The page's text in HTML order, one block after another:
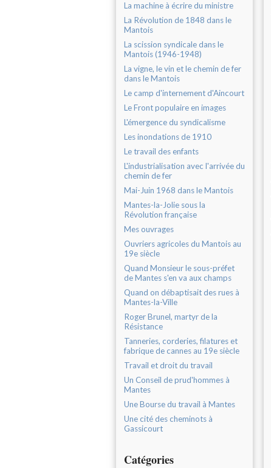
La machine à écrire du ministre
La Révolution de 1848 dans le
Mantois
La scission syndicale dans le
Mantois (1946-1948)
La vigne, le vin et le chemin de fer
dans le Mantois
Le camp d'internement d'Aincourt
Le Front populaire en images
L'émergence du syndicalisme
Les inondations de 1910
Le travail des enfants
L'industrialisation avec l'arrivée du
chemin de fer
Mai-Juin 1968 dans le Mantois
Mantes-la-Jolie sous la
Révolution française
Mes ouvrages
Ouvriers agricoles du Mantois au
19e siècle
Quand Monsieur le sous-préfet
de Mantes s'en va aux champs
Quand on débaptisait des rues à
Mantes-la-Ville
Roger Brunel, martyr de la
Résistance
Tanneries, corderies, filatures et
fabrique de cannes au 19e siècle
Travail et droit du travail
Un Conseil de prud'hommes à
Mantes
Une Bourse du travail à Mantes
Une cité des cheminots à
Gassicourt
Catégories